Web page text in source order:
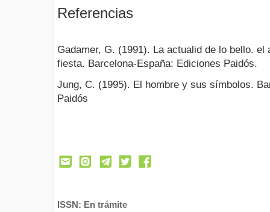
Referencias
Gadamer, G. (1991). La actualid de lo bello.
fiesta. Barcelona-España: Ediciones Paidós.
Jung, C. (1995). El hombre y sus símbolos.
Paidós
ISSN: En trámite